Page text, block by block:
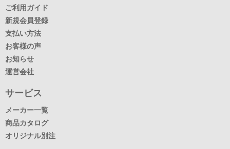
ご利用ガイド
新規会員登録
支払い方法
お客様の声
お知らせ
運営会社
サービス
メーカー一覧
商品カタログ
オリジナル別注